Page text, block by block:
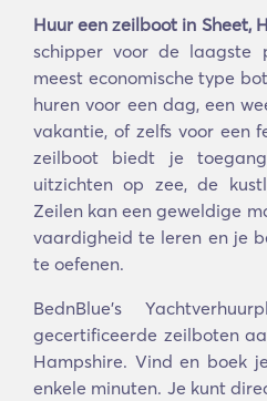
Huur een zeilboot in Sheet,
schipper voor de laagste
meest economische type
huren voor een dag, een
vakantie, of zelfs voor een
zeilboot biedt je
uitzichten op zee, de
Zeilen kan een geweldige
vaardigheid te leren en je
te oefenen.
BednBlue's
gecertificeerde zeilboten
Hampshire. Vind en boek
enkele minuten. Je kunt